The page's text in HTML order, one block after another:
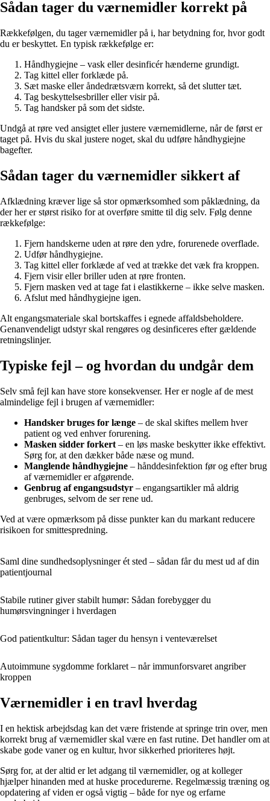
Sådan tager du værnemidler korrekt på
Rækkefølgen, du tager værnemidler på i, har betydning for, hvor godt
du er beskyttet. En typisk rækkefølge er:
Håndhygiejne – vask eller desinficér hænderne grundigt.
Tag kittel eller forklæde på.
Sæt maske eller åndedrætsværn korrekt, så det slutter tæt.
Tag beskyttelsesbriller eller visir på.
Tag handsker på som det sidste.
Undgå at røre ved ansigtet eller justere værnemidlerne, når de først er
taget på. Hvis du skal justere noget, skal du udføre håndhygiejne
bagefter.
Sådan tager du værnemidler sikkert af
Afklædning kræver lige så stor opmærksomhed som påklædning, da
der her er størst risiko for at overføre smitte til dig selv. Følg denne
rækkefølge:
Fjern handskerne uden at røre den ydre, forurenede overflade.
Udfør håndhygiejne.
Tag kittel eller forklæde af ved at trække det væk fra kroppen.
Fjern visir eller briller uden at røre fronten.
Fjern masken ved at tage fat i elastikkerne – ikke selve masken.
Afslut med håndhygiejne igen.
Alt engangsmateriale skal bortskaffes i egnede affaldsbeholdere.
Genanvendeligt udstyr skal rengøres og desinficeres efter gældende
retningslinjer.
Typiske fejl – og hvordan du undgår dem
Selv små fejl kan have store konsekvenser. Her er nogle af de mest
almindelige fejl i brugen af værnemidler:
Handsker bruges for længe – de skal skiftes mellem hver
patient og ved enhver forurening.
Masken sidder forkert – en løs maske beskytter ikke effektivt.
Sørg for, at den dækker både næse og mund.
Manglende håndhygiejne – hånddesinfektion før og efter brug
af værnemidler er afgørende.
Genbrug af engangsudstyr – engangsartikler må aldrig
genbruges, selvom de ser rene ud.
Ved at være opmærksom på disse punkter kan du markant reducere
risikoen for smittespredning.
Saml dine sundhedsoplysninger ét sted – sådan får du mest ud af din
patientjournal
Stabile rutiner giver stabilt humør: Sådan forebygger du
humørsvingninger i hverdagen
God patientkultur: Sådan tager du hensyn i venteværelset
Autoimmune sygdomme forklaret – når immunforsvaret angriber
kroppen
Værnemidler i en travl hverdag
I en hektisk arbejdsdag kan det være fristende at springe trin over, men
korrekt brug af værnemidler skal være en fast rutine. Det handler om at
skabe gode vaner og en kultur, hvor sikkerhed prioriteres højt.
Sørg for, at der altid er let adgang til værnemidler, og at kolleger
hjælper hinanden med at huske procedurerne. Regelmæssig træning og
opdatering af viden er også vigtig – både for nye og erfarne